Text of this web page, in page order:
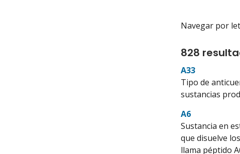
Navegar por
828
A33
Tipo de
sustancias
A6
Sustancia en
que disuelve
llama péptido